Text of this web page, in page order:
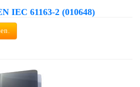
IEC 61163-2 (010648)